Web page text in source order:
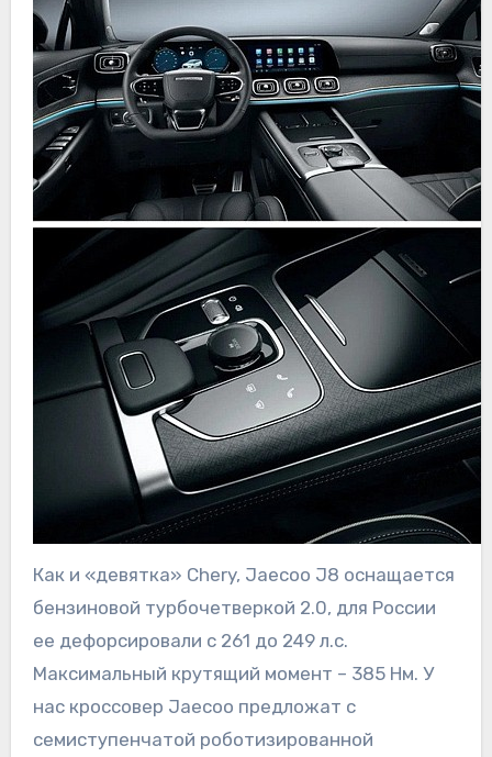
Как и «девятка» Chery, Jaecoo J8 оснащается
бензиновой турбочетверкой 2.0, для России
ее дефорсировали с 261 до 249 л.с.
Максимальный крутящий момент – 385 Нм. У
нас кроссовер Jaecoo предложат с
семиступенчатой роботизированной